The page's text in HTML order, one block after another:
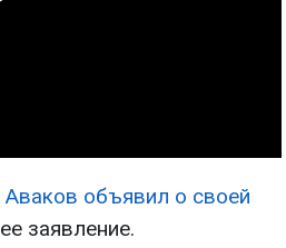
Аваков объявил о своей
заявление.